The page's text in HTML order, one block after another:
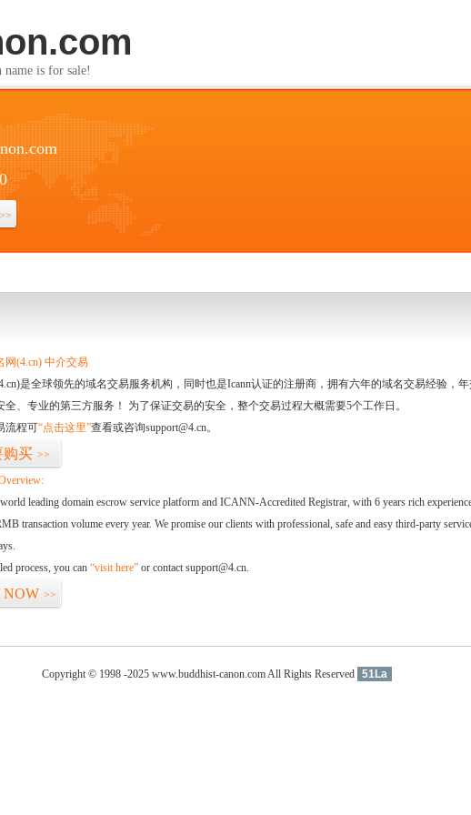
is for sale!
>>
网(4.cn) 中介交易
是全球领先的域名交易服务机构，同时也是Icann认证的注册商，拥有六年的域名交易经验，
全、专业的第三方服务！ 为了保证交易的安全，整个交易过程大概需要5个工作日。
流程可“点击这里”查看或咨询support@4.cn。
购买 >>
leading domain escrow service platform and ICANN-Accredited Registrar, with 6 years rich
transaction volume every year. We promise our clients with professional, safe and easy third-party
process, you can “visit here” or contact support@4.cn.
NOW >>
Copyright © 1998 -2025 www.buddhist-canon.com All Rights Reserved 51La